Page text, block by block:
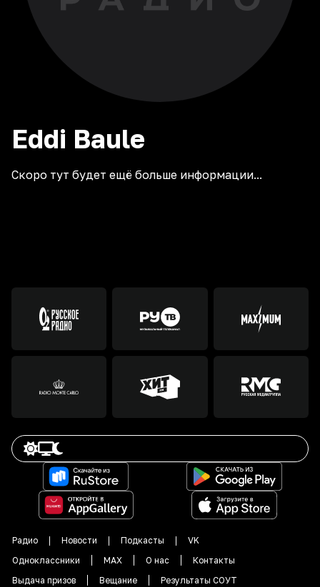
Eddi Baule
Скоро тут будет ещё больше информации...
Радио Новости Подкасты
VK
Одноклассники
MAX О нас
Контакты
Выдача призов
Вещание Результаты СОУТ